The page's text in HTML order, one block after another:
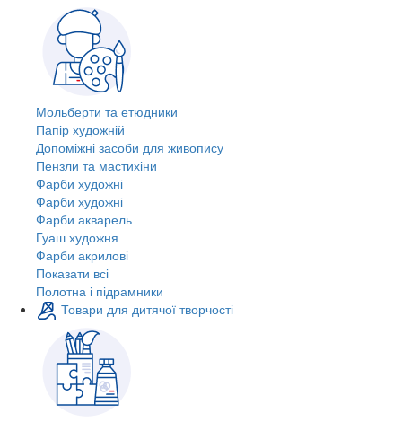
Мольберти та етюдники
Папір художній
Допоміжні засоби для живопису
Пензли та мастихіни
Фарби художні
Фарби художні
Фарби акварель
Гуаш художня
Фарби акрилові
Показати всі
Полотна і підрамники
Товари для дитячої творчості